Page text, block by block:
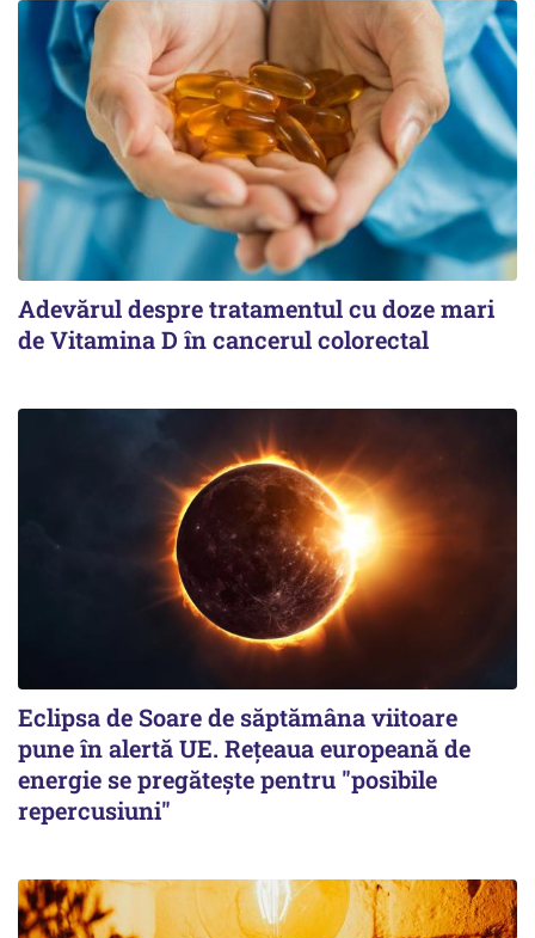
Adevărul despre tratamentul cu doze mari
de Vitamina D în cancerul colorectal
Eclipsa de Soare de săptămâna viitoare
pune în alertă UE. Rețeaua europeană de
energie se pregătește pentru "posibile
repercusiuni"